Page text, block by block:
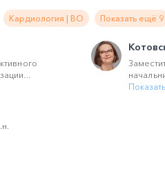
Кардиология | ВО Показать ещё 9